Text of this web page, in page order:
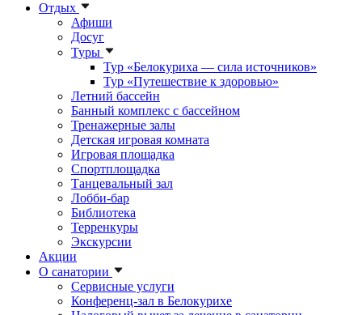
Отдых
Афиши
Досуг
Туры
Тур «Белокуриха — сила источников»
Тур «Путешествие к здоровью»
Летний бассейн
Банный комплекс с бассейном
Тренажерные залы
Детская игровая комната
Игровая площадка
Спортплощадка
Танцевальный зал
Лобби-бар
Библиотека
Терренкуры
Экскурсии
Акции
О санатории
Сервисные услуги
Конференц-зал в Белокурихе